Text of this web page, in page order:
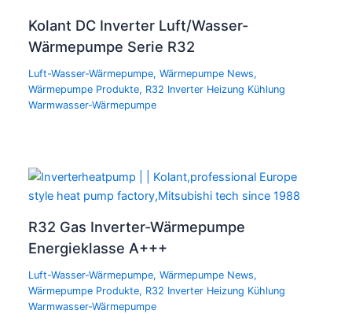
Kolant DC Inverter Luft/Wasser-
Wärmepumpe Serie R32
Luft-Wasser-Wärmepumpe,Wärmepumpe News,
Wärmepumpe Produkte, R32 Inverter Heizung Kühlung
Warmwasser-Wärmepumpe
R32 Gas Inverter-Wärmepumpe
Energieklasse A+++
Luft-Wasser-Wärmepumpe,Wärmepumpe News,
Wärmepumpe Produkte, R32 Inverter Heizung Kühlung
Warmwasser-Wärmepumpe